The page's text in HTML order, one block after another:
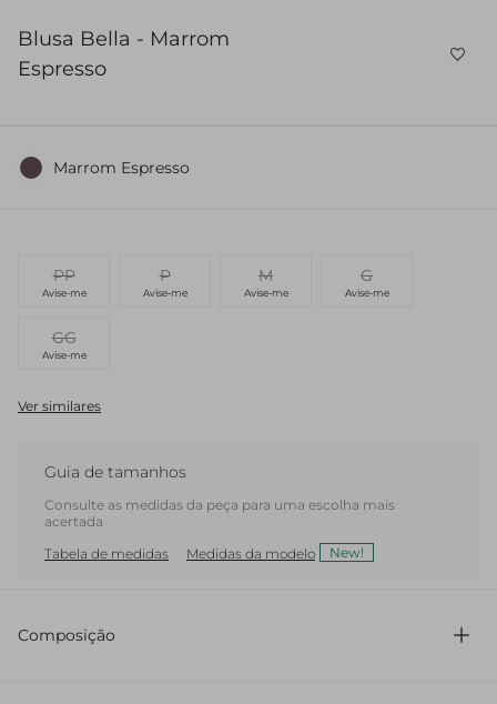
Blusa Bella - Marrom
Espresso
Marrom Espresso
PP
Avise-me
P
Avise-me
M
Avise-me
G
Avise-me
GG
Avise-me
Ver similares
Guia de tamanhos
Consulte as medidas da peça para uma escolha mais
acertada
Tabela de medidas
Medidas da modelo New!
Composição